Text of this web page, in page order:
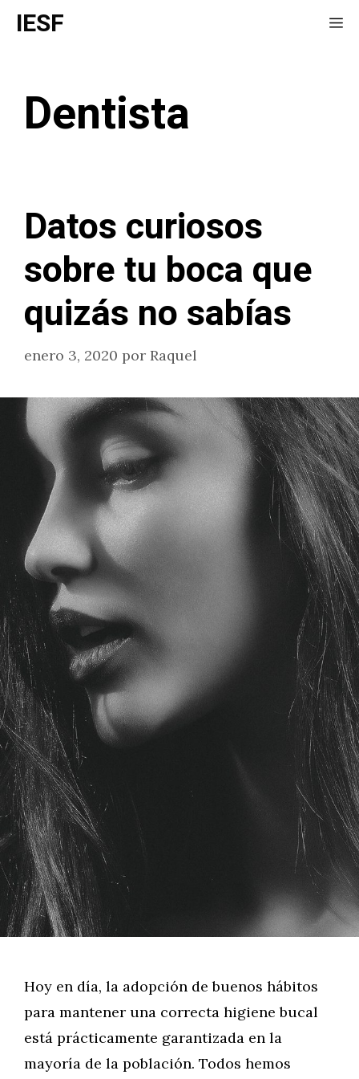
Saltar
IESF
Dentista
Datos curiosos
sobre tu boca que
quizás no sabías
enero 3, 2020 por Raquel
Hoy en día, la adopción de buenos hábitos
para mantener una correcta higiene bucal
está prácticamente garantizada en la
mayoría de la población. Todos hemos